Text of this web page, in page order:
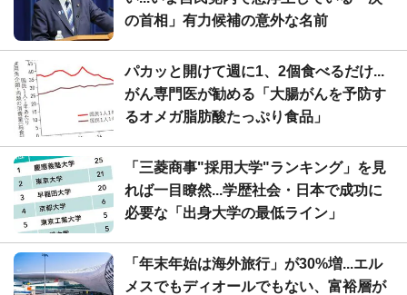
の首相」有力候補の意外な名前
パカッと開けて週に1、2個食べるだけ...
がん専門医が勧める「大腸がんを予防す
るオメガ脂肪酸たっぷり食品」
「三菱商事"採用大学"ランキング」を見
れば一目瞭然...学歴社会・日本で成功に
必要な「出身大学の最低ライン」
「年末年始は海外旅行」が30%増...エル
メスでもディオールでもない、富裕層が